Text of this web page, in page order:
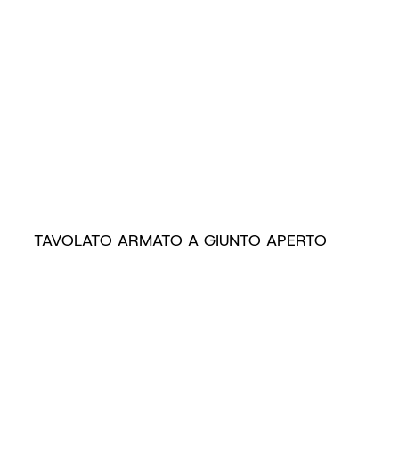
TAVOLATO ARMATO A GIUNTO APERTO